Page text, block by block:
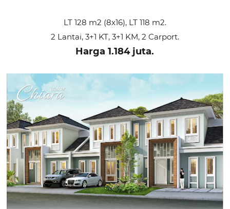
LT 128 m2 (8x16), LT 118 m2.
2 Lantai, 3+1 KT, 3+1 KM, 2 Carport.
Harga 1.184 juta.